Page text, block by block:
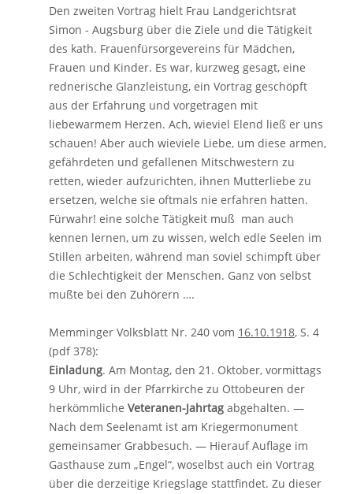
Den zweiten Vortrag hielt Frau Landgerichtsrat
Simon - Augsburg über die Ziele und die Tätigkeit
des kath. Frauenfürsorgevereins für Mädchen,
Frauen und Kinder. Es war, kurzweg gesagt, eine
rednerische Glanzleistung, ein Vortrag geschöpft
aus der Erfahrung und vorgetragen mit
liebewarmem Herzen. Ach, wieviel Elend ließ er uns
schauen! Aber auch wieviele Liebe, um diese armen,
gefährdeten und gefallenen Mitschwestern zu
retten, wieder aufzurichten, ihnen Mutterliebe zu
ersetzen, welche sie oftmals nie erfahren hatten.
Fürwahr! eine solche Tätigkeit muß man auch
kennen lernen, um zu wissen, welch edle Seelen im
Stillen arbeiten, während man soviel schimpft über
die Schlechtigkeit der Menschen. Ganz von selbst
mußte bei den Zuhörern ….
Memminger Volksblatt Nr. 240 vom 16.10.1918, S. 4
(pdf 378):
Einladung. Am Montag, den 21. Oktober, vormittags
9 Uhr, wird in der Pfarrkirche zu Ottobeuren der
herkömmliche Veteranen-Jahrtag abgehalten. —
Nach dem Seelenamt ist am Kriegermonument
gemeinsamer Grabbesuch. — Hierauf Auflage im
Gasthause zum „Engel“, woselbst auch ein Vortrag
über die derzeitige Kriegslage stattfindet. Zu dieser